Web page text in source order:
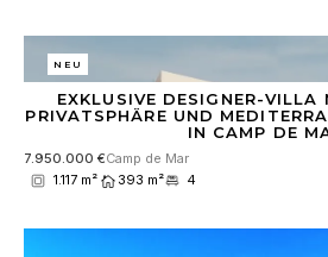
NEU
EXKLUSIVE DESIGNER-VILLA
PRIVATSPHÄRE UND
IN CAMP DE
7.950.000 €Camp de Mar
1.117 m²
393 m² 4